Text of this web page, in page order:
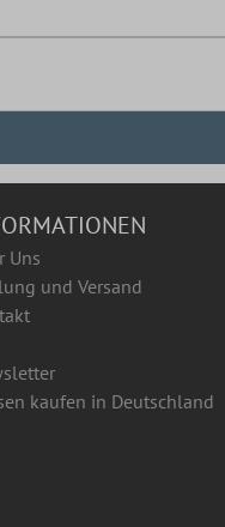
Uns
und Versand
kaufen in Deutschland